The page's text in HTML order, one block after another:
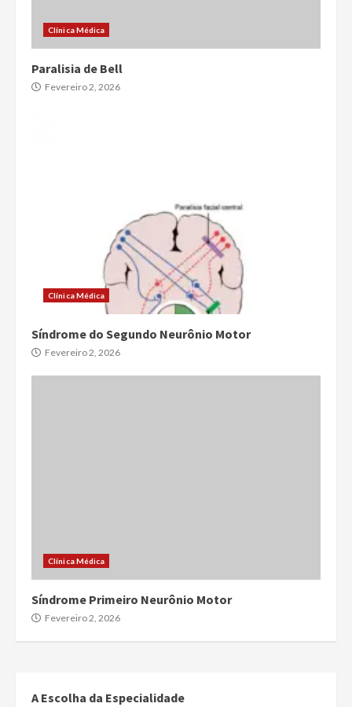
Clínica Médica
Paralisia de Bell
Fevereiro 2, 2026
Clínica Médica
Síndrome do Segundo Neurônio Motor
Fevereiro 2, 2026
Clínica Médica
Síndrome Primeiro Neurônio Motor
Fevereiro 2, 2026
A Escolha da Especialidade